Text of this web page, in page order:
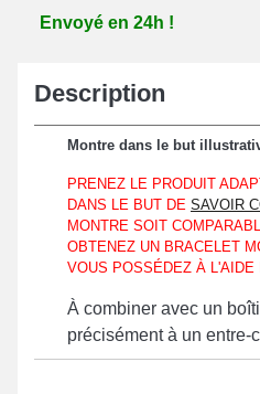
Envoyé en 24h !
Description
Montre dans le but
PRENEZ LE PRODUIT
DANS LE BUT DE SAVOIR
MONTRE SOIT
OBTENEZ UN BRACELET
VOUS POSSÉDEZ À L'AIDE
À combiner avec un
précisément à un entre-
Pour le remplacement